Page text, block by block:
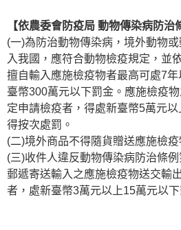
【依農委會防疫局 動物傳染病防治
(一)為防治動物傳染病，境外動物
入我國，應符合動物檢疫規定，並
擅自輸入應施檢疫物者最高可處7
臺幣300萬元以下罰金。應施檢疫
定申請檢疫者，得處新臺幣5萬元
得按次處罰。
(二)境外商品不得隨貨贈送應施檢疫
(三)收件人違反動物傳染病防治條
郵遞寄送輸入之應施檢疫物送交輸
者，處新臺幣3萬元以上15萬元以下